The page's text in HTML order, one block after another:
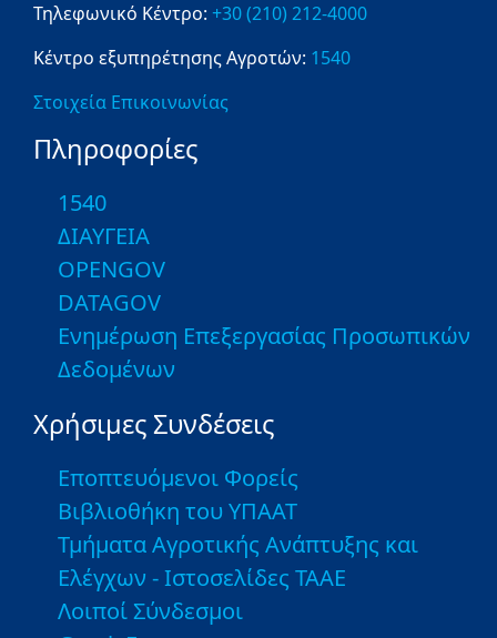
Τηλεφωνικό Κέντρο: +30 (210) 212-4000
Κέντρο εξυπηρέτησης Αγροτών: 1540
Στοιχεία Επικοινωνίας
Πληροφορίες
1540
ΔΙΑΥΓΕΙΑ
OPENGOV
DATAGOV
Ενημέρωση Επεξεργασίας Προσωπικών
Δεδομένων
Χρήσιμες Συνδέσεις
Εποπτευόμενοι Φορείς
Βιβλιοθήκη του ΥΠΑΑΤ
Τμήματα Αγροτικής Ανάπτυξης και
Ελέγχων - Ιστοσελίδες ΤΑΑΕ
Λοιποί Σύνδεσμοι